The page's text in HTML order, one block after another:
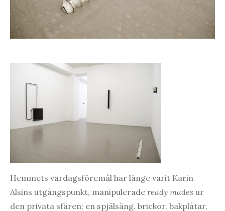
Hemmets vardagsföremål har länge varit Karin
Alsins utgångspunkt, manipulerade ready mades ur
den privata sfären: en spjälsäng, brickor, bakplåtar,